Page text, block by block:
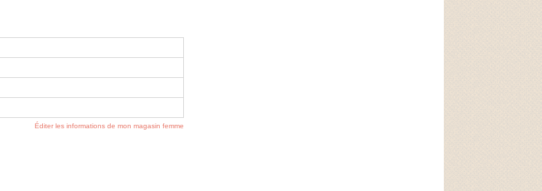
Éditer les informations de mon magasin femme